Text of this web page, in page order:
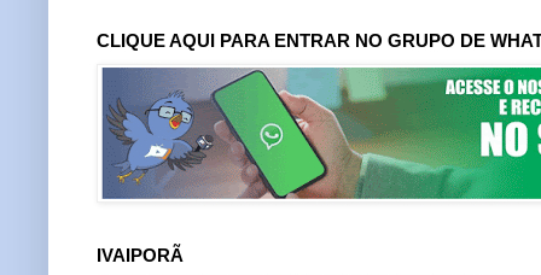
CLIQUE AQUI PARA ENTRAR NO GRUPO DE
IVAIPORÃ